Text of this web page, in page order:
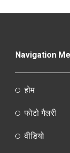
Navigation
होम
फोटो गैलरी
वीडियो